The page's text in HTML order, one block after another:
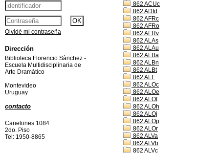
862 ACUc
862 ADId
862 AFRc
862 AFRo
862 AFRv
862 ALAs
862 ALAu
862 ALBa
862 ALBn
862 ALBt
862 ALF
862 ALOc
862 ALOe
862 ALOf
862 ALOh
862 ALOj
862 ALOp
862 ALOr
862 ALVa
862 ALVb
862 ALVc
Olvidé mi contraseña
Dirección
Biblioteca Florencio Sànchez -
Escuela Multidisciplinaria de
Arte Dramàtico
Montevideo
Uruguay
contacto
Canelones 1084
2do. Piso
Tel: 1950-8865